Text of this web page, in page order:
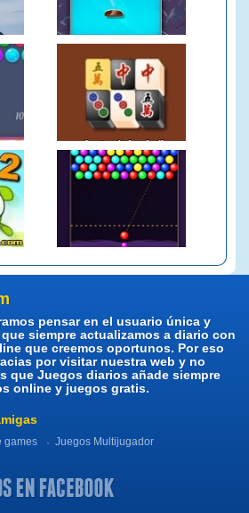
pensar en el usuario única y
siempre actualizamos a diario con
que creemos oportunos. Por eso
por visitar nuestra web y no
que Juegos diarios añade siempre
online y juegos gratis.
games Juegos Multijugador